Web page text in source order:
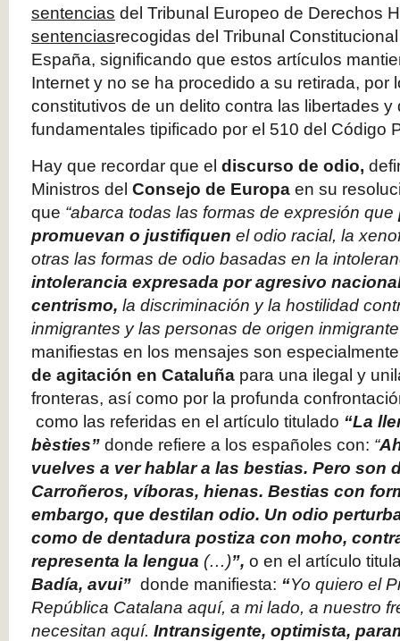
sentencias del Tribunal Europeo de Derechos
sentenciasrecogidas del Tribunal
España, significando que estos artículos
Internet y no se ha procedido a su retirada, por
constitutivos de un delito contra las libertades y
fundamentales tipificado por el 510 del Código
Hay que recordar que el discurso de odio,
Ministros del Consejo de Europa en su
que “abarca todas las formas de expresión que
promuevan o justifiquen el odio racial, la
otras las formas de odio basadas en la
intolerancia expresada por agresivo
centrismo, la discriminación y la hostilidad
inmigrantes y las personas de origen
manifiestas en los mensajes son
de agitación en Cataluña para una ilegal y
fronteras, así como por la profunda
como las referidas en el artículo titulado “La
bèsties” donde refiere a los españoles con: “
vuelves a ver hablar a las bestias. Pero son
Carroñeros, víboras, hienas. Bestias con
embargo, que destilan odio. Un odio
como de dentadura postiza con moho,
representa la lengua (…)”, o en el artículo
Badía, avui” donde manifiesta: “Yo quiero el
República Catalana aquí, a mi lado, a nuestro
necesitan aquí. Intransigente, optimista,